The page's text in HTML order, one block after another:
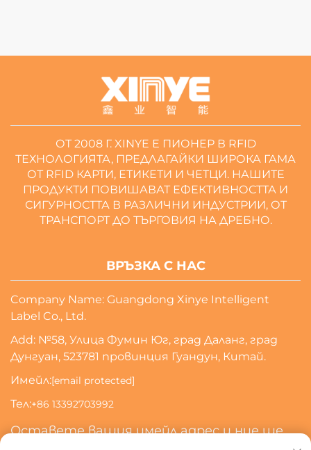
ОТ 2008 Г. XINYE Е ПИОНЕР В RFID
ТЕХНОЛОГИЯТА, ПРЕДЛАГАЙКИ ШИРОКА ГАМА
ОТ RFID КАРТИ, ЕТИКЕТИ И ЧЕТЦИ. НАШИТЕ
ПРОДУКТИ ПОВИШАВАТ ЕФЕКТИВНОСТТА И
СИГУРНОСТТА В РАЗЛИЧНИ ИНДУСТРИИ, ОТ
ТРАНСПОРТ ДО ТЪРГОВИЯ НА ДРЕБНО.
ВРЪЗКА С НАС
Company Name: Guangdong Xinye Intelligent
Label Co., Ltd.
Add: №58, Улица Фумин Юг, град Даланг, град
Дунгуан, 523781 провинция Гуандун, Китай.
Имейл:[email protected]
Тел:+86 13392703992
Оставете вашия имейл адрес и ние ще